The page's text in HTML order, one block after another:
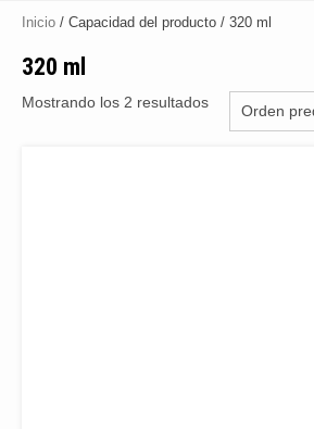
Inicio / Capacidad del producto / 320 ml
320 ml
Mostrando los 2 resultados